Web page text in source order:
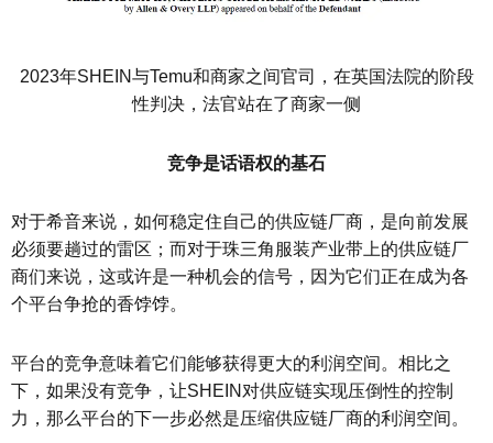
2023年SHEIN与Temu和商家之间官司，在英国法院的阶段
性判决，法官站在了商家一侧
竞争是话语权的基石
对于希音来说，如何稳定住自己的供应链厂商，是向前发展
必须要趟过的雷区；而对于珠三角服装产业带上的供应链厂
商们来说，这或许是一种机会的信号，因为它们正在成为各
个平台争抢的香饽饽。
平台的竞争意味着它们能够获得更大的利润空间。相比之
下，如果没有竞争，让SHEIN对供应链实现压倒性的控制
力，那么平台的下一步必然是压缩供应链厂商的利润空间。